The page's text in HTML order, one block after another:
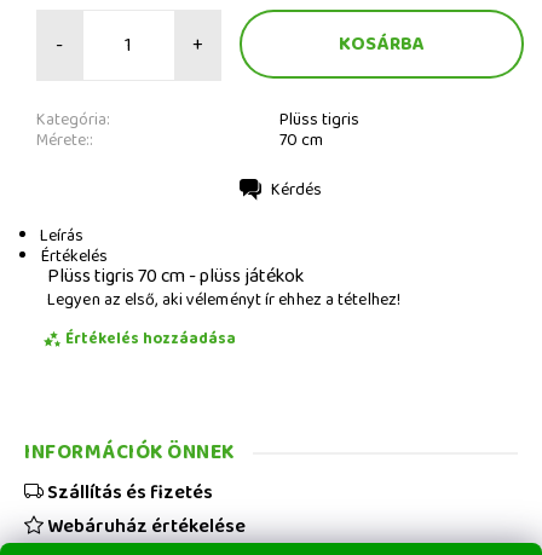
- +
Kategória: Plüss tigris
Mérete:: 70 cm
Kérdés
Leírás
Értékelés
Plüss tigris 70 cm - plüss játékok
Legyen az első, aki véleményt ír ehhez a tételhez!
Értékelés hozzáadása
INFORMÁCIÓK ÖNNEK
Szállítás és fizetés
Webáruház értékelése